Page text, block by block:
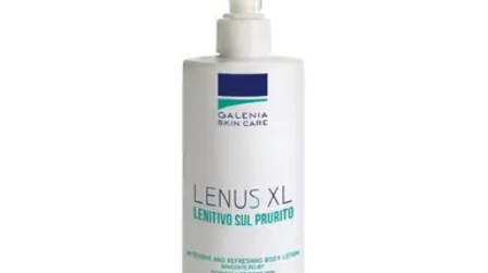
Innovazione Sostenibile Tecnologie Emergenti